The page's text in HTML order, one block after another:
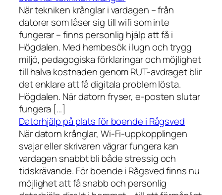
När tekniken krånglar i vardagen – från
datorer som låser sig till wifi som inte
fungerar – finns personlig hjälp att få i
Högdalen. Med hembesök i lugn och trygg
miljö, pedagogiska förklaringar och möjlighet
till halva kostnaden genom RUT-avdraget blir
det enklare att få digitala problem lösta.
Högdalen. När datorn fryser, e-posten slutar
fungera […]
Datorhjälp på plats för boende i Rågsved
När datorn krånglar, Wi-Fi-uppkopplingen
svajar eller skrivaren vägrar fungera kan
vardagen snabbt bli både stressig och
tidskrävande. För boende i Rågsved finns nu
möjlighet att få snabb och personlig